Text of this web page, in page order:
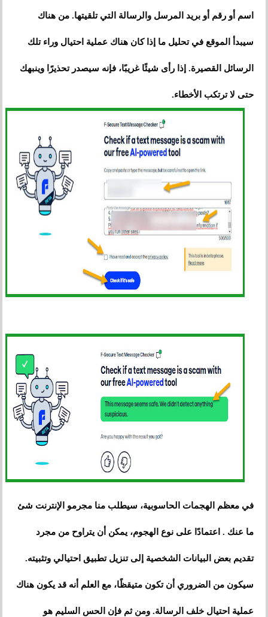
اسم أو رقم أو بريد المرسل والرسالة التي تلقيتها. من هناك
سيبدأ الموقع في تحليل ما إذا كان هناك عملية احتيال وراء تلك
الرسائل القصيرة. إذا رأى شيئًا غريبًا، فإنه سيصدر تحذيرًا وينبهك
حتى لا ترتكب الأخطاء.
في معظم الهجمات الحاسوبية، سيطلب منا مجرمو الإنترنت شئ
ما عنك . اعتمادًا على نوع الهجوم، يمكن أن يتراوح من مجرد
تقديم بعض البيانات الشخصية إلى تنزيل تطبيق احتيالي وتثبيته.
سيكون من الضروري أن تكون متيقظًا، مع العلم أنه قد يكون هناك
عملية احتيال خلف الرسالة. ومن ثم فإن الحس السليم هو